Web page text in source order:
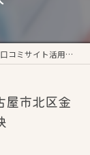
名古屋市北区金城町で失敗しない施術選びの秘訣
屋市北区金